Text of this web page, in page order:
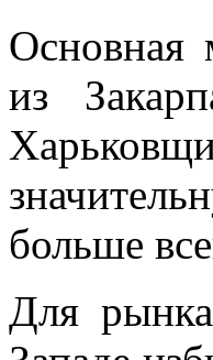
Основная
из
больше
Для рынка